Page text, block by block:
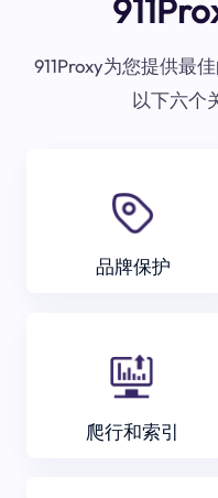
911Proxy为您提供最
以下六个
品牌保护
爬行和索引